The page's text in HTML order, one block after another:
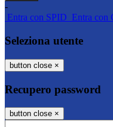
-
Entra con SPID Entra con
Seleziona utente
button close ×
Recupero password
button close ×